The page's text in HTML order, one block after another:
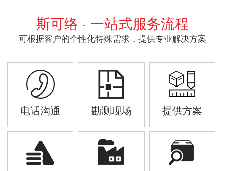
斯可络 · 一站式服务流程
可根据客户的个性化特殊需求，提供专业解决方案
电话沟通 勘测现场 提供方案